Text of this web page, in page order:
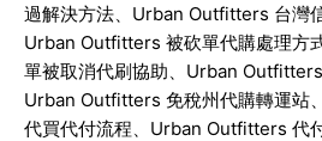
過解決方法、Urban Outfitters 台灣
Urban Outfitters 被砍單代購處理方
單被取消代刷協助、Urban Outfitters
Urban Outfitters 免稅州代購轉運站
代買代付流程、Urban Outfitters 代